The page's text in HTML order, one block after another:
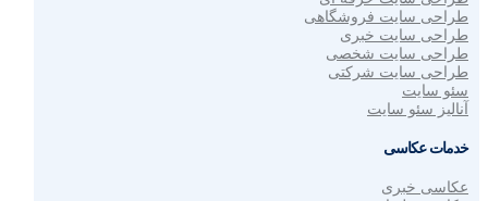
طراحی سایت فروشگاهی
طراحی سایت خبری
طراحی سایت شخصی
طراحی سایت شرکتی
سئو سایت
آنالیز سئو سایت
خدمات عکاسی
عکاسی خبری